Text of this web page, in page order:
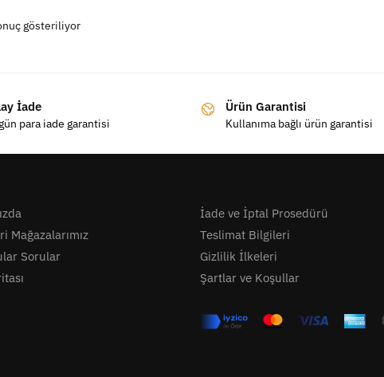
gösteriliyor
İade
para iade garantisi
Ürün Garantisi
Kullanıma bağlı ürün garantisi
Mağazalarımız
Sorular
İade ve İptal Prosedürü
Teslimat Bilgileri
Gizlilik İlkeleri
Şartlar ve Koşullar